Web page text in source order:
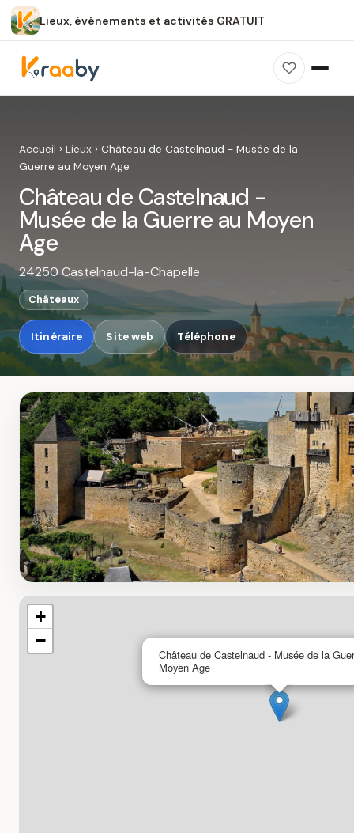
Lieux, événements et activités GRATUIT
Photos, avis, carte et accès : découvrez ce
spot dans Kraaby.
Ouvrir dans Kraaby
Accueil › Lieux › Château de Castelnaud - Musée de la
Guerre au Moyen Age
Château de Castelnaud -
Musée de la Guerre au Moyen
Age
24250 Castelnaud-la-Chapelle
Châteaux
Itinéraire Site web Téléphone
Château de Castelnaud - Musée de la
Moyen Age
+
−